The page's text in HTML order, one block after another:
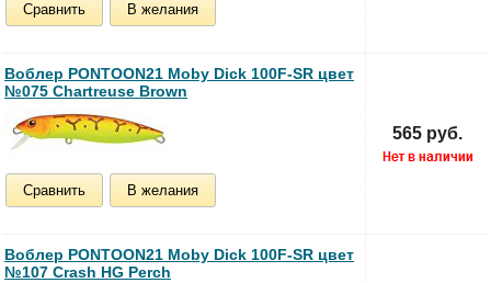
Сравнить В желания
Воблер PONTOON21 Moby Dick 100F-SR цвет
№075 Chartreuse Brown
Сравнить В желания
565 руб.
Воблер PONTOON21 Moby Dick 100F-SR цвет
№107 Crash HG Perch